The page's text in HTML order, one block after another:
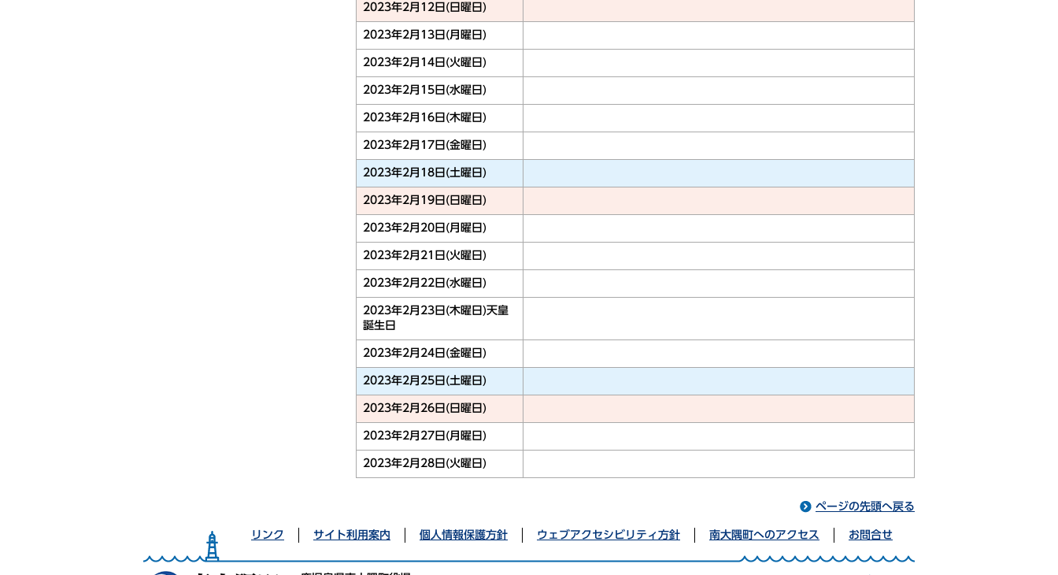
2023年2月12日(日曜日)
2023年2月13日(月曜日)
2023年2月14日(火曜日)
2023年2月15日(水曜日)
2023年2月16日(木曜日)
2023年2月17日(金曜日)
2023年2月18日(土曜日)
2023年2月19日(日曜日)
2023年2月20日(月曜日)
2023年2月21日(火曜日)
2023年2月22日(水曜日)
2023年2月23日(木曜日)天皇
誕生日
2023年2月24日(金曜日)
2023年2月25日(土曜日)
2023年2月26日(日曜日)
2023年2月27日(月曜日)
2023年2月28日(火曜日)
ページの先頭へ戻る
リンク サイト利用案内 個人情報保護方針 ウェブアクセシビリティ方針 南大隅町へのアクセス お問合せ